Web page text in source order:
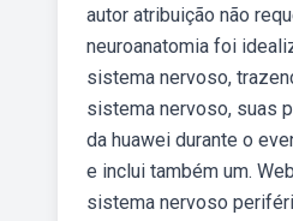
autor atribuição não
neuroanatomia foi
sistema nervoso,
sistema nervoso, suas
da huawei durante o
e inclui também um.
sistema nervoso